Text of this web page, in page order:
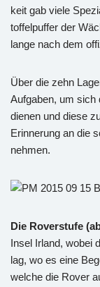
keit gab viele
tof­fel­puf­fer der
lange nach dem
Über die zehn
Auf­ga­ben, um
die­nen und diese
Er­in­ne­rung an die
neh­men.
Die Ro­ver­stu­fe
Insel Ir­land, wobei
lag, wo es eine
wel­che die Rover